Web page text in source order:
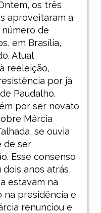
os três
aproveitaram a
de
em Brasília,
Atual
reeleição,
por já
Paudalho.
por ser novato
Márcia
se ouvia
de ser
Esse consenso
anos atrás,
estavam na
na presidência e
renunciou e